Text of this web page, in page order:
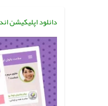
دانلود اپلیکیشن